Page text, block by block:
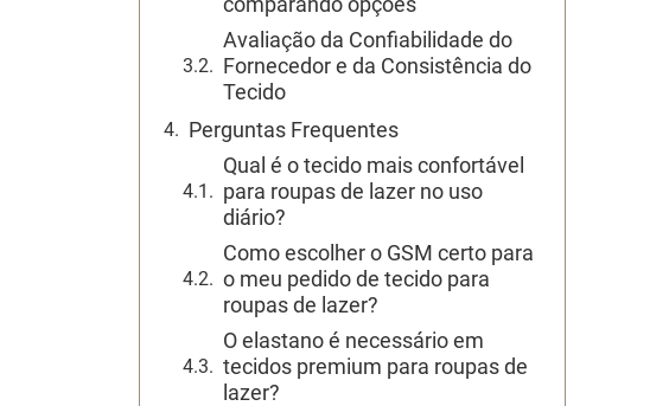
Avaliação da Confiabilidade do
Fornecedor e da Consistência do
Tecido
Perguntas Frequentes
Qual é o tecido mais confortável
para roupas de lazer no uso
diário?
Como escolher o GSM certo para
o meu pedido de tecido para
roupas de lazer?
O elastano é necessário em
tecidos premium para roupas de
lazer?